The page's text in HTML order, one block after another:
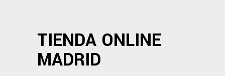
TIENDA ONLINE
MADRID